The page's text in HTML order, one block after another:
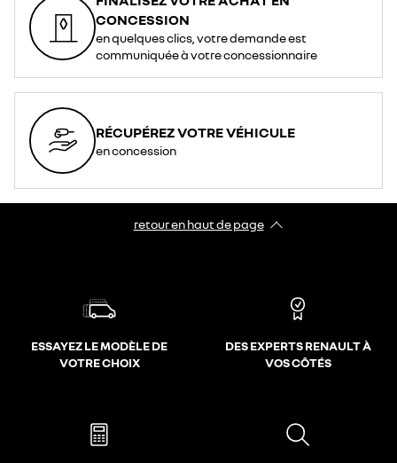
CONCESSION
en quelques clics, votre demande est
communiquée à votre concessionnaire
RÉCUPÉREZ VOTRE VÉHICULE
en concession
retour en haut de page​
ESSAYEZ LE MODÈLE DE
VOTRE CHOIX
DES EXPERTS RENAULT À
VOS CÔTÉS